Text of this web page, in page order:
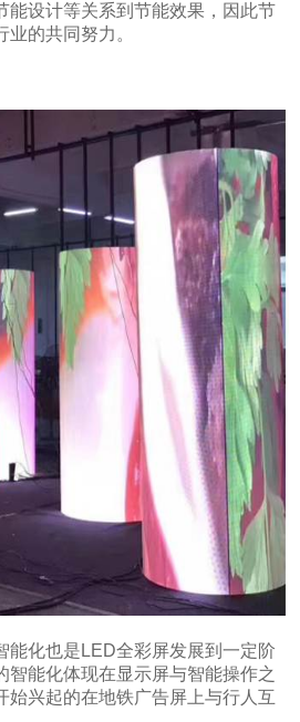
能设计等关系到节能效果，因此节
的共同努力。
化也是LED全彩屏发展到一定阶
智能化体现在显示屏与智能操作之
始兴起的在地铁广告屏上与行人互